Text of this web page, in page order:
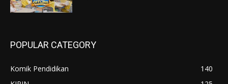
POPULAR CATEGORY
Komik Pendidikan
140